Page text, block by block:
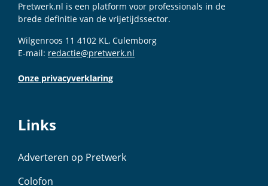
Pretwerk.nl is een platform voor professionals in de
brede definitie van de vrijetijdssector.
Wilgenroos 11 4102 KL, Culemborg
E-mail: redactie@pretwerk.nl
Onze privacyverklaring
Links
Adverteren op Pretwerk
Colofon